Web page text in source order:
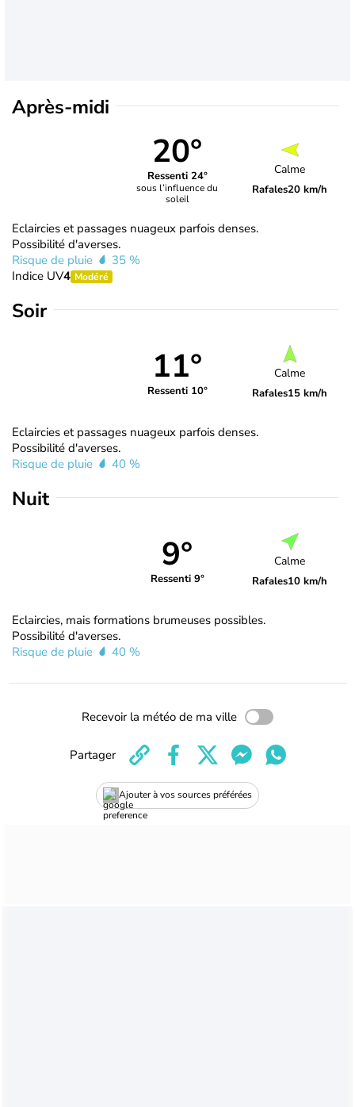
Après-midi
20°
Ressenti 24°
sous l’influence du
soleil
Calme
Rafales20 km/h
Eclaircies et passages nuageux parfois denses.
Possibilité d'averses.
Risque de pluie
35 %
Indice UV4 Modéré
Soir
11°
Ressenti 10°
Calme
Rafales15 km/h
Eclaircies et passages nuageux parfois denses.
Possibilité d'averses.
Risque de pluie
40 %
Nuit
9°
Ressenti 9°
Calme
Rafales10 km/h
Eclaircies, mais formations brumeuses possibles.
Possibilité d'averses.
Risque de pluie
40 %
Recevoir la météo de ma ville
Ajouter à vos sources préférées
Partager